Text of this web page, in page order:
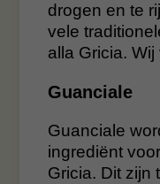
drogen en te
vele
alla Gricia.
Guanciale
Guanciale
ingrediënt
Gricia. Dit zijn